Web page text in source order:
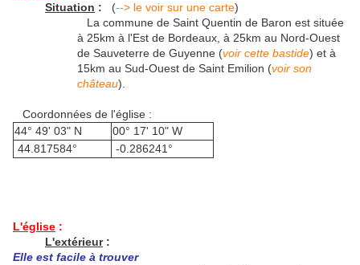
Situation : (--> le voir sur une carte)
La commune de Saint Quentin de Baron est située
à 25km à l'Est de Bordeaux, à 25km au Nord-Ouest
de Sauveterre de Guyenne (voir cette bastide) et à
15km au Sud-Ouest de Saint Emilion (voir son
château).
Coordonnées de l'église :
44° 49' 03" N
00° 17' 10" W
44.817584°
-0.286241°
L'église :
L'extérieur:
Elle est facile à trouver